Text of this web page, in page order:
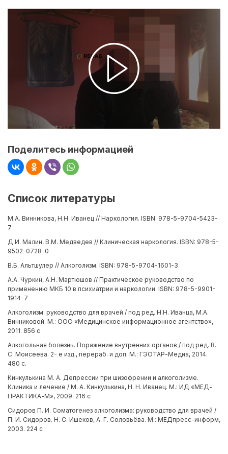
Поделитесь информацией
Список литературы
М.А. Винникова, Н.Н. Иванец // Наркология. ISBN: 978-5-9704-5423-
7
Д.И. Малин, В.М. Медведев // Клиническая наркология. ISBN: 978-5-
9502-0728-0
В.Б. Альтшулер // Алкоголизм. ISBN: 978-5-9704-1601-3
А.А. Чуркин, А.Н. Мартюшов // Практическое руководство по
применению МКБ 10 в психиатрии и наркологии. ISBN: 978-5-9901-
1914-7
Алкоголизм: руководство для врачей / под ред. Н.Н. Иванца, М.А.
Винниковой. М.: ООО «Медицинское информационное агентство»,
2011. 856 с
Алкогольная болезнь. Поражение внутренних органов / под ред. В.
С. Моисеева. 2- е изд., перераб. и доп. М.: ГЭОТАР-Медиа, 2014.
480 с.
Кинкулькина М. А. Депрессии при шизофрении и алкоголизме.
Клиника и лечение / М. А. Кинкулькина, Н. Н. Иванец. М.: ИД «МЕД-
ПРАКТИКА-М», 2009. 216 с
Сидоров П. И. Соматогенез алкоголизма: руководство для врачей /
П. И. Сидоров. Н. С. Ишеков, А. Г. Соловьёва. М.: МЕДпресс-информ,
2003. 224 с